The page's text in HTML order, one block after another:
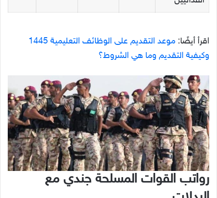
اقرأ أيضًا:
موعد التقديم على الوظائف التعليمية 1445
وكيفية التقديم وما هي الشروط؟
رواتب القوات المسلحة جندي مع